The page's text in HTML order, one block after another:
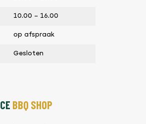
10.00 – 16.00
op afspraak
Gesloten
BBQ SHOP